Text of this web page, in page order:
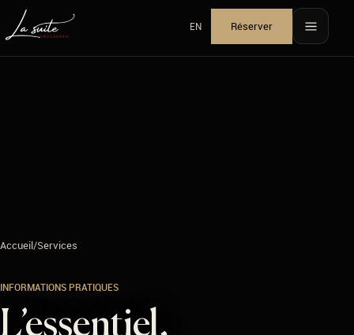
View website in English
EN Réserver
Accueil/Services
INFORMATIONS PRATIQUES
L’essentiel,